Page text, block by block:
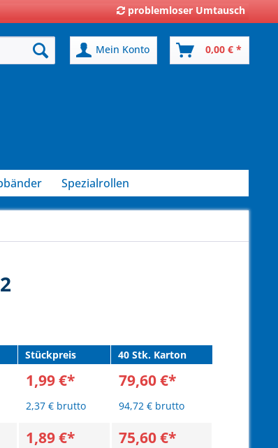
problemloser Umtausch
Mein Konto 0,00 € *
Spezialrollen
Stückpreis 40 Stk. Karton
1,99 €*
2,37 € brutto
79,60 €*
94,72 € brutto
1,89 €* 75,60 €*